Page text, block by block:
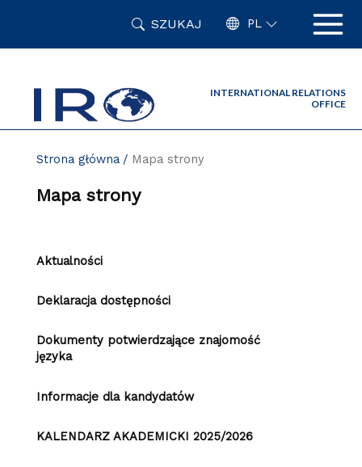
SZUKAJ PL
INTERNATIONAL RELATIONS
OFFICE
Strona główna Mapa strony
Mapa strony
Aktualności
Deklaracja dostępności
Dokumenty potwierdzające znajomość
języka
Informacje dla kandydatów
KALENDARZ AKADEMICKI 2025/2026